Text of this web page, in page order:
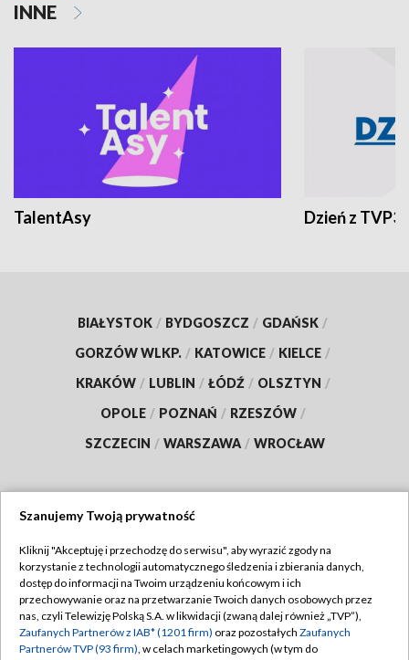
INNE
TalentAsy Dzień z TVP3
BIAŁYSTOK / BYDGOSZCZ / GDAŃSK /
GORZÓW WLKP. / KATOWICE / KIELCE /
KRAKÓW / LUBLIN / ŁÓDŹ / OLSZTYN /
OPOLE / POZNAŃ / RZESZÓW /
SZCZECIN / WARSZAWA / WROCŁAW
TVP
Abonament TVP
Emisja w TVP
Regulamin TVP
Polityka prywatności
Szanujemy Twoją prywatność
Kliknij "Akceptuję i przechodzę do serwisu", aby wyrazić zgody na
korzystanie z technologii automatycznego śledzenia i zbierania danych,
dostęp do informacji na Twoim urządzeniu końcowym i ich
przechowywanie oraz na przetwarzanie Twoich danych osobowych przez
nas, czyli Telewizję Polską S.A. w likwidacji (zwaną dalej również „TVP”),
Zaufanych Partnerów z IAB* (1201 firm) oraz pozostałych Zaufanych
Partnerów TVP (93 firm), w celach marketingowych (w tym do